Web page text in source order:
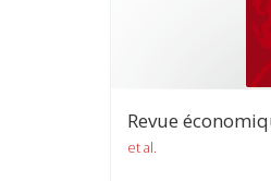
Revue
et al.